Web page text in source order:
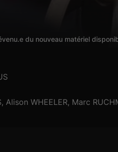
du nouveau matériel
Alison WHEELER, Marc